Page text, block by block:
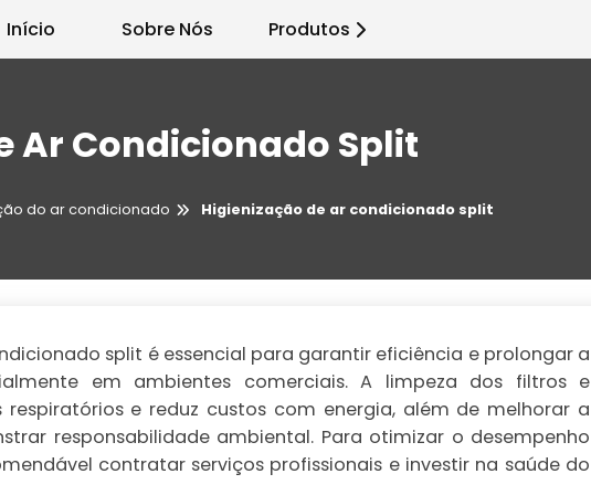
Início Sobre Nós Produtos
Ar Condicionado Split
do ar condicionado Higienização de ar condicionado split
split é essencial para garantir eficiência e prolongar a
em ambientes comerciais. A limpeza dos filtros e
respiratórios e reduz custos com energia, além de melhorar a
responsabilidade ambiental. Para otimizar o desempenho
contratar serviços profissionais e investir na saúde do